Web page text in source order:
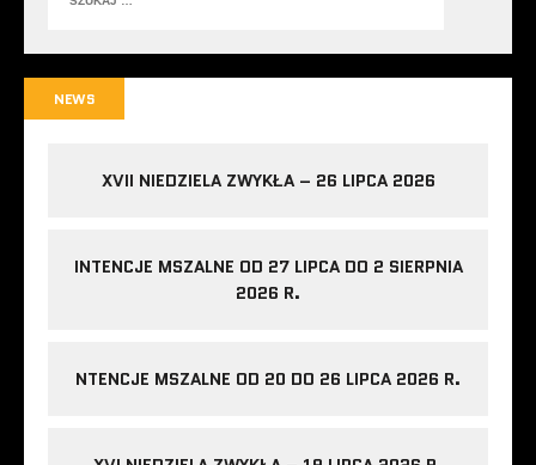
NEWS
XVII NIEDZIELA ZWYKŁA – 26 LIPCA 2026
INTENCJE MSZALNE OD 27 LIPCA DO 2 SIERPNIA
2026 R.
NTENCJE MSZALNE OD 20 DO 26 LIPCA 2026 R.